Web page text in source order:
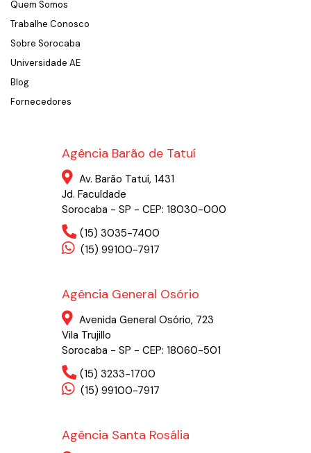
Quem Somos
Trabalhe Conosco
Sobre Sorocaba
Universidade AE
Blog
Fornecedores
Agência Barão de Tatuí
Av. Barão Tatuí, 1431
Jd. Faculdade
Sorocaba - SP - CEP: 18030-000
(15) 3035-7400
(15) 99100-7917
Agência General Osório
Avenida General Osório, 723
Vila Trujillo
Sorocaba - SP - CEP: 18060-501
(15) 3233-1700
(15) 99100-7917
Agência Santa Rosália